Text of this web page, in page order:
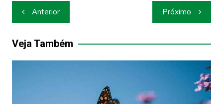
Navegação
de
Post
Anterior Próximo
Veja Também